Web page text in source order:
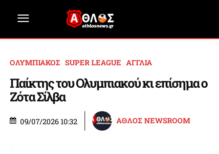
ΟΛΥΜΠΙΑΚΟΣ SUPER LEAGUE ΑΓΓΛΙΑ
Παίκτης του Ολυμπιακού κι επίσημα ο
Ζότα Σίλβα
09/07/2026 10:32 ΑΘΛΟΣ NEWSROOM